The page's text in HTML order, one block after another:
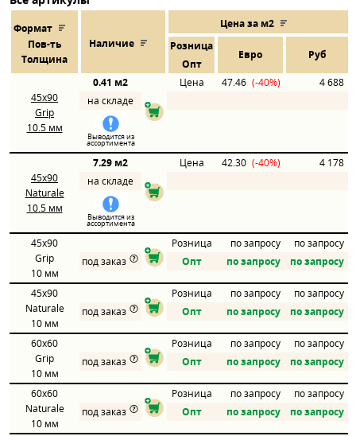
Формат
Пов-ть
Толщина
Наличие
Цена за м2
Розница
Евро Руб
Опт
45x90
Grip
10.5 мм
0.41 м2 Цена 47.46 (-40%)
4 688
на складе
Выводится из
ассортимента
45x90
Naturale
10.5 мм
7.29 м2 Цена 42.30 (-40%)
4 178
на складе
Выводится из
ассортимента
45x90
Grip
10 мм
Розница по запросу
по запросу
под заказ
Опт по запросу по запросу
45x90
Naturale
10 мм
Розница по запросу
по запросу
под заказ
Опт по запросу по запросу
60x60
Grip
10 мм
Розница по запросу
по запросу
под заказ
Опт по запросу по запросу
60x60
Naturale
10 мм
Розница по запросу
по запросу
под заказ
Опт по запросу по запросу